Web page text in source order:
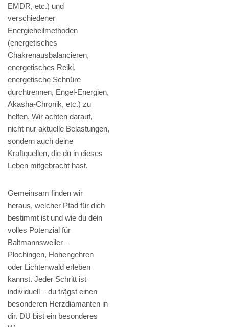
EMDR, etc.) und
verschiedener
Energieheilmethoden
(energetisches
Chakrenausbalancieren,
energetisches Reiki,
energetische Schnüre
durchtrennen, Engel-Energien,
Akasha-Chronik, etc.) zu
helfen. Wir achten darauf,
nicht nur aktuelle Belastungen,
sondern auch deine
Kraftquellen, die du in dieses
Leben mitgebracht hast.
Gemeinsam finden wir
heraus, welcher Pfad für dich
bestimmt ist und wie du dein
volles Potenzial für
Baltmannsweiler –
Plochingen, Hohengehren
oder Lichtenwald erleben
kannst. Jeder Schritt ist
individuell – du trägst einen
besonderen Herzdiamanten in
dir. DU bist ein besonderes